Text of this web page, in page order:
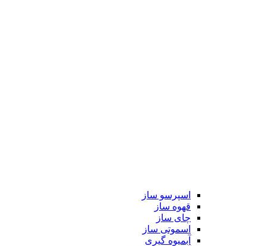
اسپرسو ساز
قهوه ساز
چای ساز
اسموتی ساز
آبمیوه گیری